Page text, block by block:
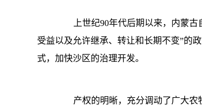
上世纪90年代后期以来，内蒙古
受益以及允许继承、转让和长期不变”的
式，加快沙区的治理开发。
产权的明晰，充分调动了广大农